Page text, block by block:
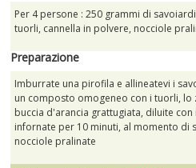
Per 4 persone : 250 grammi di
tuorli, cannella in polvere, nocciole
Preparazione
Imburrate una pirofila e allineatevi i
un composto omogeneo con i tuorli, lo
buccia d'arancia grattugiata, diluite
infornate per 10 minuti, al momento di
nocciole pralinate